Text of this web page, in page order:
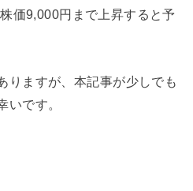
価9,000円まで上昇すると予
りますが、本記事が少しでも
いです。